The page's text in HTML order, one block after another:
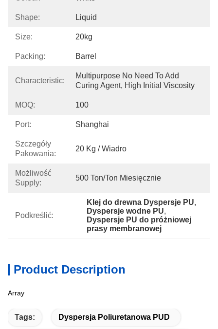
Shape: Liquid
Size: 20kg
Packing: Barrel
Characteristic:
Multipurpose No Need To Add
Curing Agent, High Initial Viscosity
MOQ: 100
Port: Shanghai
Szczegóły
Pakowania:
20 Kg / Wiadro
Możliwość
Supply:
500 Ton/ton Miesięcznie
Podkreślić:
Klej do drewna Dyspersje PU,
Dyspersje wodne PU,
Dyspersje PU do próżniowej
prasy membranowej
Product Description
Array
Tags: Dyspersja Poliuretanowa PUD